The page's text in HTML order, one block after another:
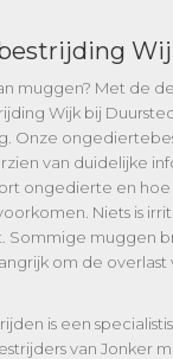
muggen? Met de
Wijk bij
Onze
van duidelijke
ongedierte en hoe
Niets is
Sommige muggen
om de
is een
van Jonker